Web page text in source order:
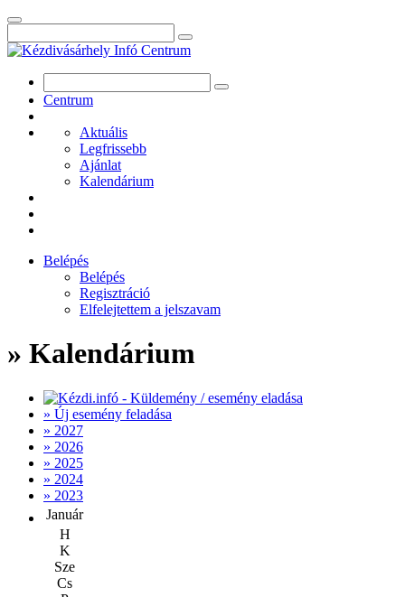
Centrum
Aktuális
Legfrissebb
Ajánlat
Kalendárium
Belépés
Belépés
Regisztráció
Elfelejtettem a jelszavam
» Kalendárium
» Új esemény feladása
» 2027
» 2026
» 2025
» 2024
» 2023
Január
H
K
Sze
Cs